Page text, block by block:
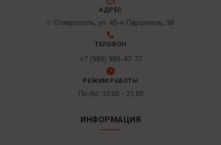
АДРЕС
г. Ставрополь, ул. 45-я Параллель, 38
ТЕЛЕФОН
+7 (989) 989-47-77
РЕЖИМ РАБОТЫ
Пн-Вс: 10:00 - 21:00
ИНФОРМАЦИЯ